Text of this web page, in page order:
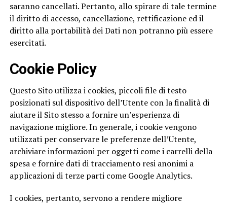
saranno cancellati. Pertanto, allo spirare di tale termine
il diritto di accesso, cancellazione, rettificazione ed il
diritto alla portabilità dei Dati non potranno più essere
esercitati.
Cookie Policy
Questo Sito utilizza i cookies, piccoli file di testo
posizionati sul dispositivo dell’Utente con la finalità di
aiutare il Sito stesso a fornire un’esperienza di
navigazione migliore. In generale, i cookie vengono
utilizzati per conservare le preferenze dell’Utente,
archiviare informazioni per oggetti come i carrelli della
spesa e fornire dati di tracciamento resi anonimi a
applicazioni di terze parti come Google Analytics.
I cookies, pertanto, servono a rendere migliore